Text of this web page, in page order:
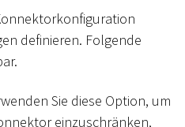
definieren. Folgende
Sie diese Option, um
einzuschränken,